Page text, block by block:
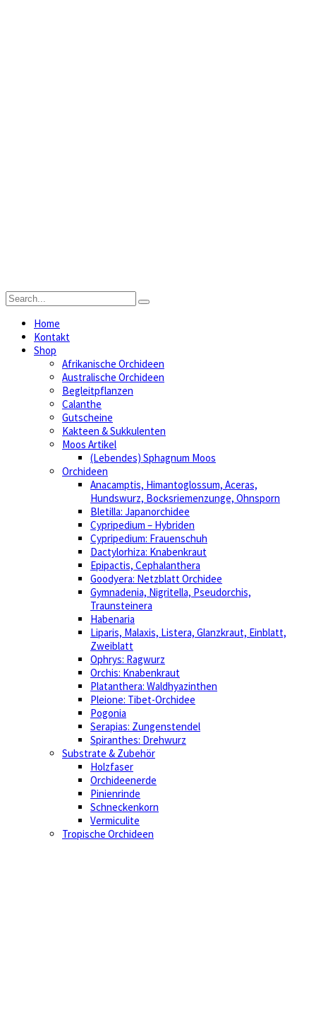
Home
Kontakt
Shop
Afrikanische Orchideen
Australische Orchideen
Begleitpflanzen
Calanthe
Gutscheine
Kakteen & Sukkulenten
Moos Artikel
(Lebendes) Sphagnum Moos
Orchideen
Anacamptis, Himantoglossum, Aceras,
Hundswurz, Bocksriemenzunge, Ohnsporn
Bletilla: Japanorchidee
Cypripedium – Hybriden
Cypripedium: Frauenschuh
Dactylorhiza: Knabenkraut
Epipactis, Cephalanthera
Goodyera: Netzblatt Orchidee
Gymnadenia, Nigritella, Pseudorchis,
Traunsteinera
Habenaria
Liparis, Malaxis, Listera, Glanzkraut, Einblatt,
Zweiblatt
Ophrys: Ragwurz
Orchis: Knabenkraut
Platanthera: Waldhyazinthen
Pleione: Tibet-Orchidee
Pogonia
Serapias: Zungenstendel
Spiranthes: Drehwurz
Substrate & Zubehör
Holzfaser
Orchideenerde
Pinienrinde
Schneckenkorn
Vermiculite
Tropische Orchideen